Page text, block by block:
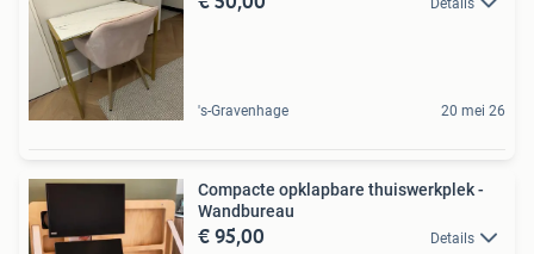
Details
's-Gravenhage 20 mei 26
Compacte opklapbare thuiswerkplek -
Wandbureau
€ 95,00 Details